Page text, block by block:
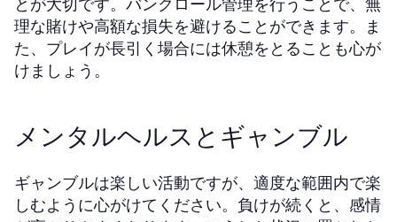
理な賭けや高額な損失を避けることができます。ま
た、プレイが長引く場合には休憩をとることも心が
けましょう。
メンタルヘルスとギャンブル
ギャンブルは楽しい活動ですが、適度な範囲内で楽
しむように心がけてください。負けが続くと、感情